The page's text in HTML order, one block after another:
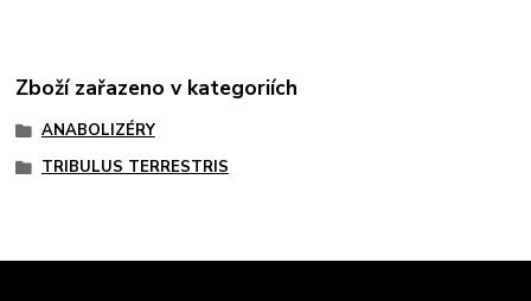
Zboží zařazeno v kategoriích
ANABOLIZÉRY
TRIBULUS TERRESTRIS